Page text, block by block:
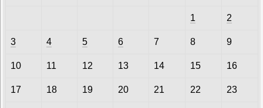
1 2
3 4 5 6 7 8 9
10 11 12 13 14 15 16
17 18 19 20 21 22 23